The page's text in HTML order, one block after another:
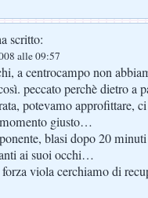
scritto:
alle 09:57
a centrocampo non
peccato perchè dietro a
potevamo approfittare,
giusto…
blasi dopo 20
ai suoi occhi…
viola cerchiamo di